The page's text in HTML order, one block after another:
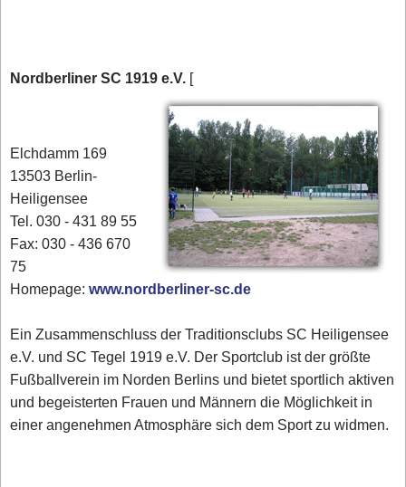
Nordberliner SC 1919 e.V. [
Elchdamm 169
13503 Berlin-
Heiligensee
Tel. 030 - 431 89 55
Fax: 030 - 436 670
75
Homepage:www.nordberliner-sc.de
Ein Zusammenschluss der Traditionsclubs SC Heiligensee
e.V. und SC Tegel 1919 e.V. Der Sportclub ist der größte
Fußballverein im Norden Berlins und bietet sportlich aktiven
und begeisterten Frauen und Männern die Möglichkeit in
einer angenehmen Atmosphäre sich dem Sport zu widmen.